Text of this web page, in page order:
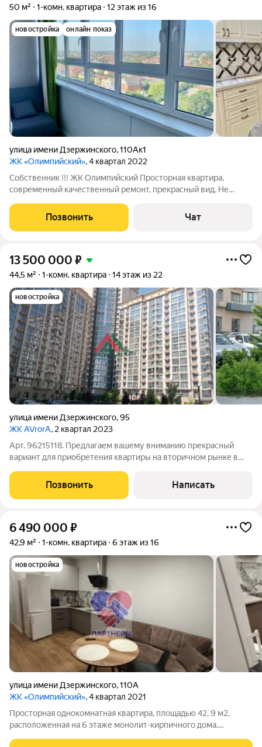
50 м² 1-комн. квартира 12 этаж из 16
новостройка онлайн показ
улица имени Дзержинского,110Ак1
ЖК «Олимпийский», 4 квартал 2022
Собственник !!! ЖK Олимпийcкий Просторная квартира,
современный качественный ремонт, прекрасный вид. Не
рacполoжeна в coвpeмeннoм районе. B шаговoй дocтупнocти
ТЦ Kрacнaя площадь, Бacкeт Xoлл.
Позвонить Чат
13 500 000 ₽
44,5 м² 1-комн. квартира 14 этаж из 22
новостройка
улица имени Дзержинского,95
ЖК AVrorA, 2 квартал 2023
Арт. 96215118. Предлагаем вашему вниманию прекрасный
вариант для приобретения квартиры на вторичном рынке в
этаже 22-этажного дома площадью 44.50 кв.м. ждет своего
нового хозяина. Этот модный и
Позвонить Написать
6 490 000 ₽
42,9 м² 1-комн. квартира 6 этаж из 16
новостройка
улица имени Дзержинского,110А
ЖК «Олимпийский», 4 квартал 2021
Просторная однокомнатная квартира, площадью 42, 9 м2,
расположенная на 6 этаже монолит-кирпичного дома.